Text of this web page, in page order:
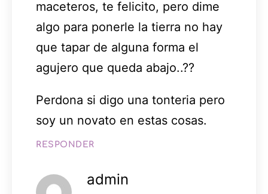
maceteros, te felicito, pero dime
algo para ponerle la tierra no hay
que tapar de alguna forma el
agujero que queda abajo..??
Perdona si digo una tonteria pero
soy un novato en estas cosas.
RESPONDER
admin